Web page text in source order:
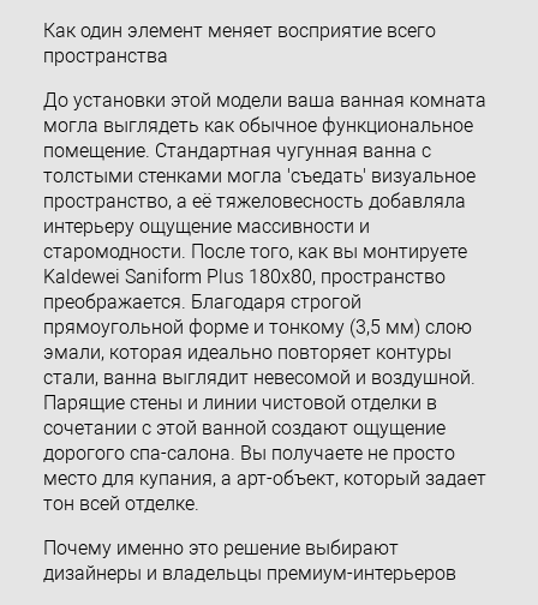
Как один элемент меняет восприятие всего
пространства
До установки этой модели ваша ванная комната
могла выглядеть как обычное функциональное
помещение. Стандартная чугунная ванна с
толстыми стенками могла 'съедать' визуальное
пространство, а её тяжеловесность добавляла
интерьеру ощущение массивности и
старомодности. После того, как вы монтируете
Kaldewei Saniform Plus 180x80, пространство
преображается. Благодаря строгой
прямоугольной форме и тонкому (3,5 мм) слою
эмали, которая идеально повторяет контуры
стали, ванна выглядит невесомой и воздушной.
Парящие стены и линии чистовой отделки в
сочетании с этой ванной создают ощущение
дорогого спа-салона. Вы получаете не просто
место для купания, а арт-объект, который задает
тон всей отделке.
Почему именно это решение выбирают
дизайнеры и владельцы премиум-интерьеров